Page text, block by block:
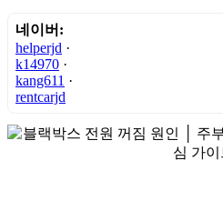
네이버:
helperjd ·
k14970 ·
kang611 ·
rentcarjd